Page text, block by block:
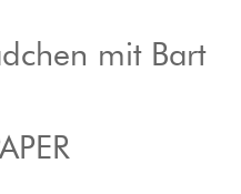
mit Bart